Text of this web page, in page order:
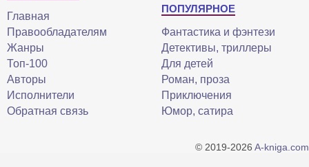
Главная
Правообладателям
Жанры
Топ-100
Авторы
Исполнители
Обратная связь
ПОПУЛЯРНОЕ
Фантастика и фэнтези
Детективы, триллеры
Для детей
Роман, проза
Приключения
Юмор, сатира
© 2019-2026 A-kniga.com